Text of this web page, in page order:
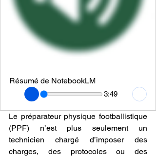
Résumé de NotebookLM
3:49
Le préparateur physique footballistique
(PPF) n’est plus seulement un
technicien chargé d’imposer des
charges, des protocoles ou des